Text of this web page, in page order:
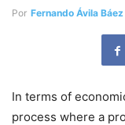
Por Fernando Ávila Báez
In terms of
process where a